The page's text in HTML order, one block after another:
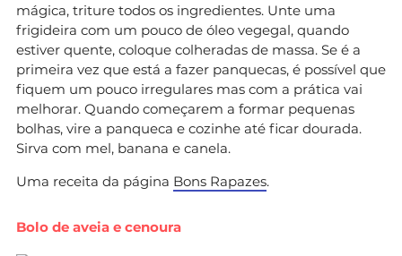
mágica, triture todos os ingredientes. Unte uma
frigideira com um pouco de óleo vegegal, quando
estiver quente, coloque colheradas de massa. Se é a
primeira vez que está a fazer panquecas, é possível que
fiquem um pouco irregulares mas com a prática vai
melhorar. Quando começarem a formar pequenas
bolhas, vire a panqueca e cozinhe até ficar dourada.
Sirva com mel, banana e canela.
Uma receita da página Bons Rapazes.
Bolo de aveia e cenoura